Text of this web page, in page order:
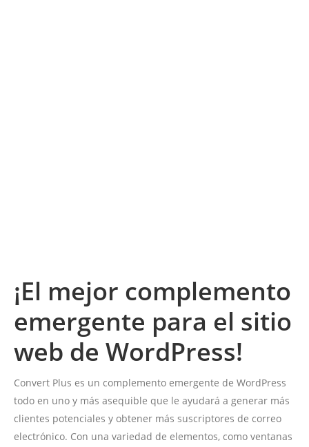
¡El mejor complemento
emergente para el sitio
web de WordPress!
Convert Plus es un complemento emergente de WordPress
todo en uno y más asequible que le ayudará a generar más
clientes potenciales y obtener más suscriptores de correo
electrónico. Con una variedad de elementos, como ventanas